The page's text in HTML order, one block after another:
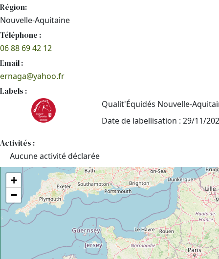
Région:
Nouvelle-Aquitaine
Téléphone :
06 88 69 42 12
Email :
ernaga@yahoo.fr
Labels :
Qualit'Équidés Nouvelle-
Date de labellisation : 29/11/
Activités :
Aucune activité déclarée
+
−